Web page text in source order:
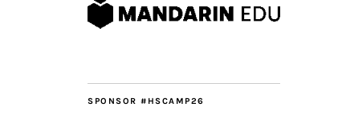
SPONSOR #HSCAMP26